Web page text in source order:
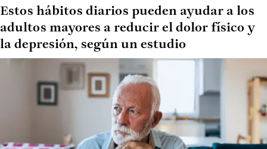
Estos hábitos diarios pueden ayudar a los
adultos mayores a reducir el dolor físico y
la depresión, según un estudio